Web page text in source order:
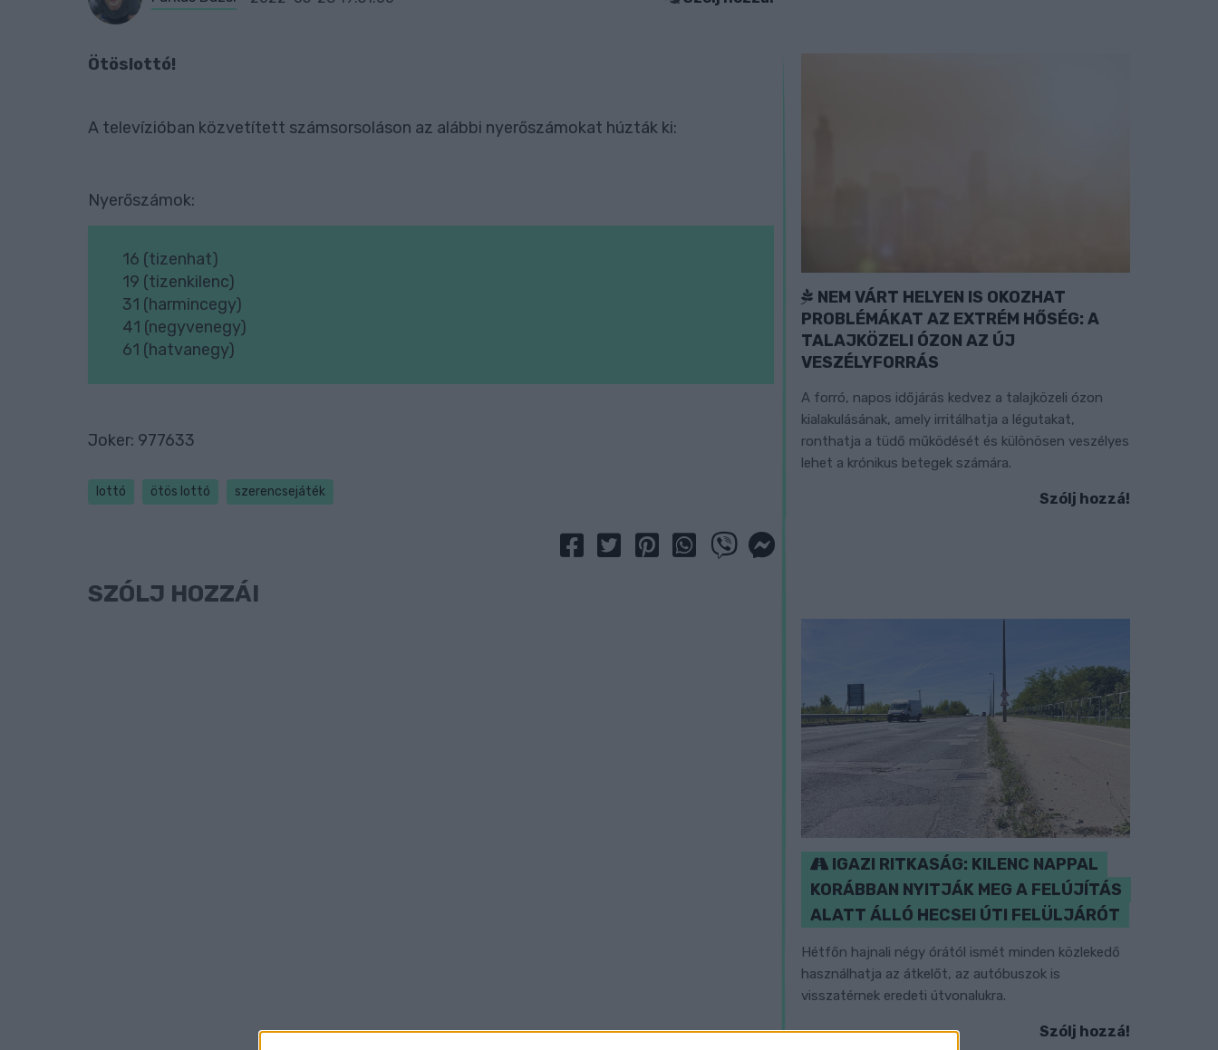
Ötöslottó!
A televízióban közvetített számsorsoláson az alábbi nyerőszámokat húzták ki:
Nyerőszámok:
16 (tizenhat)
19 (tizenkilenc)
31 (harmincegy)
41 (negyvenegy)
61 (hatvanegy)
Joker: 977633
lottó ötös lottó szerencsejáték
SZÓLJ HOZZÁ!
NEM VÁRT HELYEN IS OKOZHAT
PROBLÉMÁKAT AZ EXTRÉM HŐSÉG: A
TALAJKÖZELI ÓZON AZ ÚJ
VESZÉLYFORRÁS
A forró, napos időjárás kedvez a talajközeli ózon
kialakulásának, amely irritálhatja a légutakat,
ronthatja a tüdő működését és különösen veszélyes
lehet a krónikus betegek számára.
Szólj hozzá!
IGAZI RITKASÁG: KILENC NAPPAL
KORÁBBAN NYITJÁK MEG A FELÚJÍTÁS
ALATT ÁLLÓ HECSEI ÚTI FELÜLJÁRÓT
Hétfőn hajnali négy órától ismét minden közlekedő
használhatja az átkelőt, az autóbuszok is
visszatérnek eredeti útvonalukra.
Szólj hozzá!